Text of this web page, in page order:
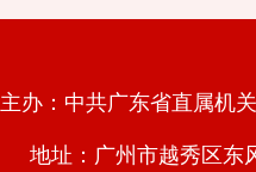
主办：中共广东省直属
地址：广州市越秀区东